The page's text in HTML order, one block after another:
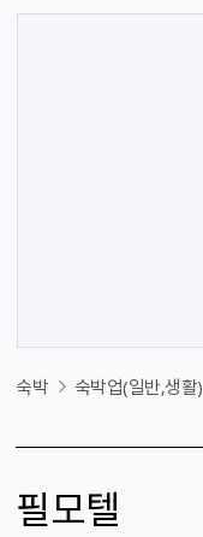
숙박 숙박업(일반,생활)
필모텔